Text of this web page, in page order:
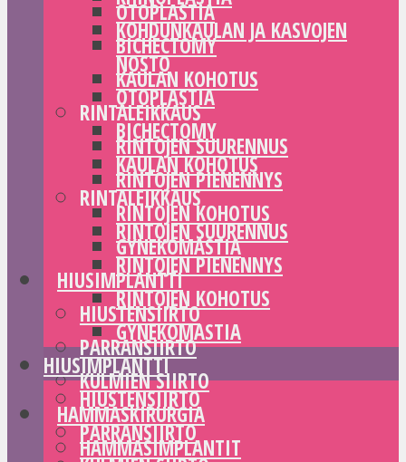
OTOPLASTIA
BICHECTOMY
KAULAN KOHOTUS
RINTALEIKKAUS
RINTOJEN SUURENNUS
RINTOJEN PIENENNYS
RINTOJEN KOHOTUS
GYNEKOMASTIA
HIUSIMPLANTTI
HIUSTENSIIRTO
PARRANSIIRTO
KULMIEN SIIRTO
HAMMASKIRURGIA
HAMMASIMPLANTIT
KOHDUNKAULAN JA KASVOJEN
NOSTO
OTOPLASTIA
BICHECTOMY
KAULAN KOHOTUS
RINTALEIKKAUS
RINTOJEN SUURENNUS
RINTOJEN PIENENNYS
RINTOJEN KOHOTUS
GYNEKOMASTIA
HIUSIMPLANTTI
HIUSTENSIIRTO
PARRANSIIRTO